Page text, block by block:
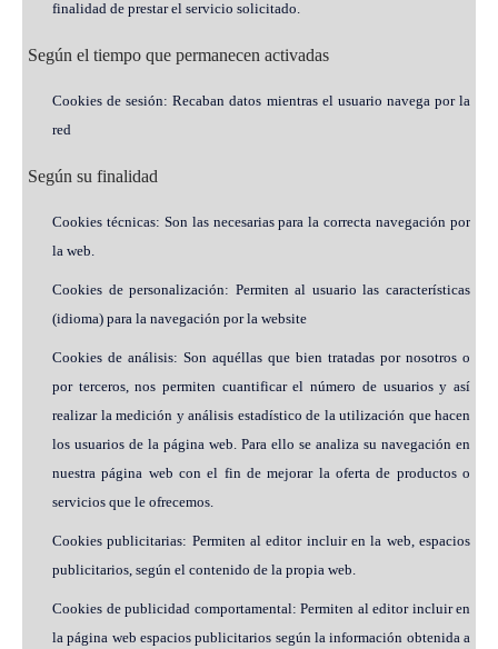
finalidad de prestar el servicio solicitado.
Según el tiempo que permanecen activadas
Cookies de sesión: Recaban datos mientras el usuario navega por la
red
Según su finalidad
Cookies técnicas: Son las necesarias para la correcta navegación por
la web.
Cookies de personalización: Permiten al usuario las características
(idioma) para la navegación por la website
Cookies de análisis: Son aquéllas que bien tratadas por nosotros o
por terceros, nos permiten cuantificar el número de usuarios y así
realizar la medición y análisis estadístico de la utilización que hacen
los usuarios de la página web. Para ello se analiza su navegación en
nuestra página web con el fin de mejorar la oferta de productos o
servicios que le ofrecemos.
Cookies publicitarias: Permiten al editor incluir en la web, espacios
publicitarios, según el contenido de la propia web.
Cookies de publicidad comportamental: Permiten al editor incluir en
la página web espacios publicitarios según la información obtenida a